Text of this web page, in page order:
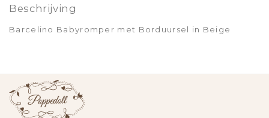
Beschrijving
Barcelino Babyromper met Borduursel in Beige